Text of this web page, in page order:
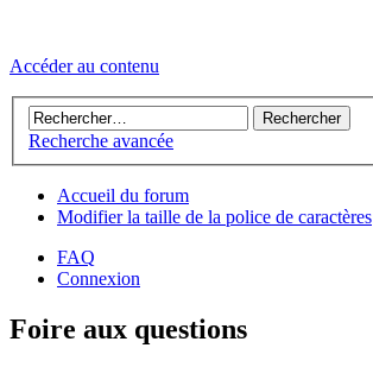
Accéder au contenu
Recherche avancée
Accueil du forum
Modifier la taille de la police de caractères
FAQ
Connexion
Foire aux questions